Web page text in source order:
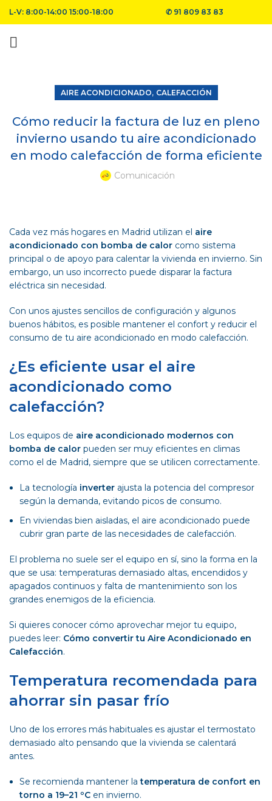
L-V: 8:00-14:00 15:00-18:00 ✆91 809 83 83
AIRE ACONDICIONADO, CALEFACCIÓN
Cómo reducir la factura de luz en pleno
invierno usando tu aire acondicionado
en modo calefacción de forma eficiente
Comunicación
Cada vez más hogares en Madrid utilizan el aire
acondicionado con bomba de calor como sistema
principal o de apoyo para calentar la vivienda en invierno. Sin
embargo, un uso incorrecto puede disparar la factura
eléctrica sin necesidad.
Con unos ajustes sencillos de configuración y algunos
buenos hábitos, es posible mantener el confort y reducir el
consumo de tu aire acondicionado en modo calefacción.
¿Es eficiente usar el aire
acondicionado como
calefacción?
Los equipos de aire acondicionado modernos con
bomba de calor pueden ser muy eficientes en climas
como el de Madrid, siempre que se utilicen correctamente.
La tecnología inverter ajusta la potencia del compresor
según la demanda, evitando picos de consumo.
En viviendas bien aisladas, el aire acondicionado puede
cubrir gran parte de las necesidades de calefacción.
El problema no suele ser el equipo en sí, sino la forma en la
que se usa: temperaturas demasiado altas, encendidos y
apagados continuos y falta de mantenimiento son los
grandes enemigos de la eficiencia.
Si quieres conocer cómo aprovechar mejor tu equipo,
puedes leer: Cómo convertir tu Aire Acondicionado en
Calefacción.
Temperatura recomendada para
ahorrar sin pasar frío
Uno de los errores más habituales es ajustar el termostato
demasiado alto pensando que la vivienda se calentará
antes.
Se recomienda mantener latemperatura de confort en
torno a 19–21 ºC en invierno.